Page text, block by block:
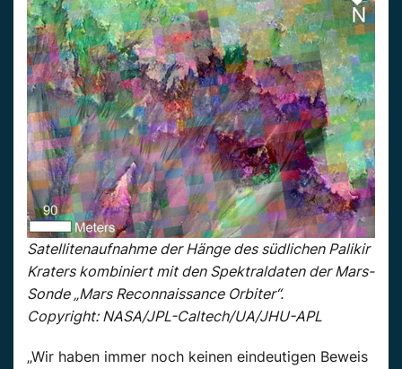
Satellitenaufnahme der Hänge des südlichen Palikir
Kraters kombiniert mit den Spektraldaten der Mars-
Sonde „Mars Reconnaissance Orbiter“.
Copyright: NASA/JPL-Caltech/UA/JHU-APL
„Wir haben immer noch keinen eindeutigen Beweis